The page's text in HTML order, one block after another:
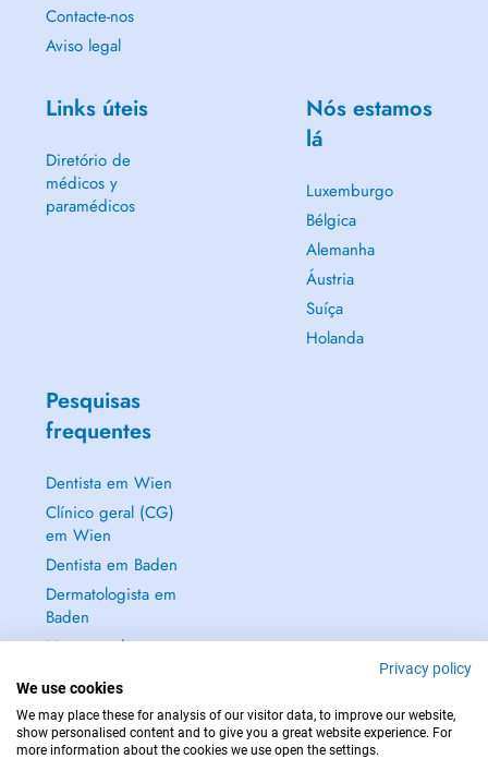
Contacte-nos
Aviso legal
Links úteis
Diretório de
médicos y
paramédicos
Nós estamos
lá
Luxemburgo
Bélgica
Alemanha
Áustria
Suíça
Holanda
Pesquisas
frequentes
Dentista em Wien
Clínico geral (CG)
em Wien
Dentista em Baden
Dermatologista em
Baden
Mostrar tudo →
EM CASO DE EMERGÊNCIA, CONTACTE : 112
Privacy policy
We use cookies
We may place these for analysis of our visitor data, to improve our website,
show personalised content and to give you a great website experience. For
more information about the cookies we use open the settings.